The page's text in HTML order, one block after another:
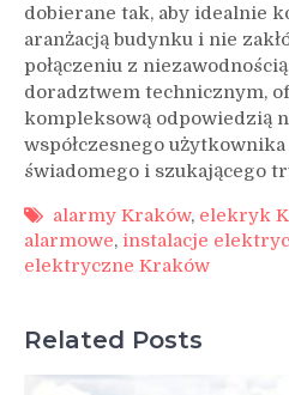
dobierane tak, aby idealnie
aranżacją budynku i nie
połączeniu z
doradztwem technicznym,
kompleksową odpowiedzią
współczesnego
świadomego i szukającego
alarmy Kraków, elekryk
alarmowe, instalacje
elektryczne Kraków
Related Posts